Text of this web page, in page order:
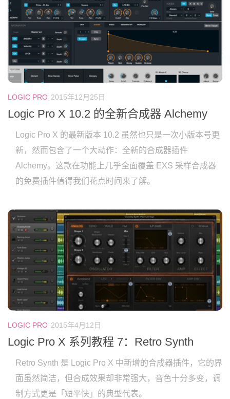
LOGIC PRO 2015年12月25日
Logic Pro X 10.2 的全新合成器 Alchemy
Logic Pro X 的最新版本 10.2 虽然也只是一次小版本号更
新，然而包含了一个大动作：全新的合成器插件
Alchemy。这款在功能上几乎全面覆盖 EXS 采样合成器
的免费插件值得我们花点时间来了解。
LOGIC PRO 2015年4月12日
Logic Pro X 系列教程 7：Retro Synth
Retro Synth 是 Logic Pro X 中新增的合成器插件，它的界
面虽然简洁，但合成效果却非常强大，音色十分多变，调
制方式更是「短平快」的典型代表。